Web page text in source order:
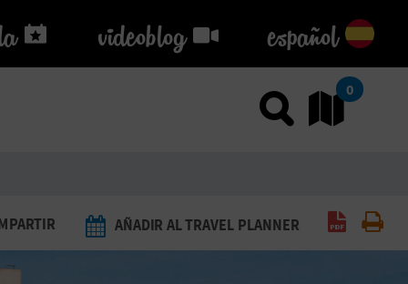
videoblog
videoblog español
Usar el
0
AÑADIR AL TRAVEL PLANNER Generar